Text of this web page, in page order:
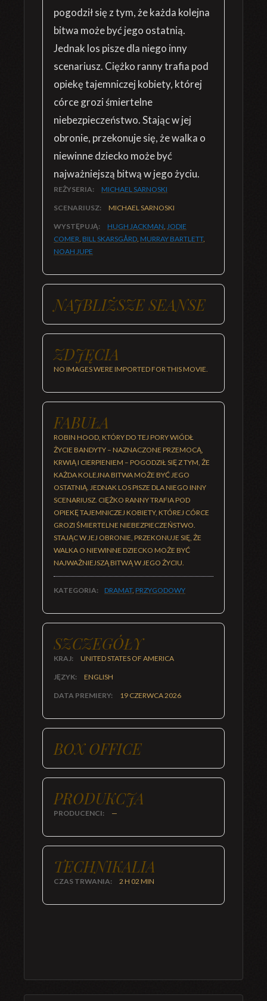
pogodził się z tym, że każda kolejna
bitwa może być jego ostatnią.
Jednak los pisze dla niego inny
scenariusz. Ciężko ranny trafia pod
opiekę tajemniczej kobiety, której
córce grozi śmiertelne
niebezpieczeństwo. Stając w jej
obronie, przekonuje się, że walka o
niewinne dziecko może być
najważniejszą bitwą w jego życiu.
REŻYSERIA: MICHAEL SARNOSKI
SCENARIUSZ: MICHAEL SARNOSKI
WYSTĘPUJĄ: HUGH JACKMAN, JODIE
COMER, BILL SKARSGÅRD, MURRAY BARTLETT,
NOAH JUPE
NAJBLIŻSZE SEANSE
ZDJĘCIA
NO IMAGES WERE IMPORTED FOR THIS MOVIE.
FABUŁA
ROBIN HOOD, KTÓRY DO TEJ PORY WIÓDŁ
ŻYCIE BANDYTY – NAZNACZONE PRZEMOCĄ,
KRWIĄ I CIERPIENIEM – POGODZIŁ SIĘ Z TYM, ŻE
KAŻDA KOLEJNA BITWA MOŻE BYĆ JEGO
OSTATNIĄ. JEDNAK LOS PISZE DLA NIEGO INNY
SCENARIUSZ. CIĘŻKO RANNY TRAFIA POD
OPIEKĘ TAJEMNICZEJ KOBIETY, KTÓREJ CÓRCE
GROZI ŚMIERTELNE NIEBEZPIECZEŃSTWO.
STAJĄC W JEJ OBRONIE, PRZEKONUJE SIĘ, ŻE
WALKA O NIEWINNE DZIECKO MOŻE BYĆ
NAJWAŻNIEJSZĄ BITWĄ W JEGO ŻYCIU.
KATEGORIA: DRAMAT, PRZYGODOWY
SZCZEGÓŁY
KRAJ: UNITED STATES OF AMERICA
JĘZYK: ENGLISH
DATA PREMIERY: 19 CZERWCA 2026
BOX OFFICE
PRODUKCJA
PRODUCENCI: —
TECHNIKALIA
CZAS TRWANIA: 2 H 02 MIN